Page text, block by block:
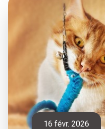
16 févr. 2026